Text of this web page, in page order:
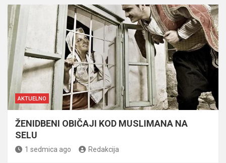
AKTUELNO
ŽENIDBENI OBIČAJI KOD MUSLIMANA NA
SELU
1 sedmica ago Redakcija